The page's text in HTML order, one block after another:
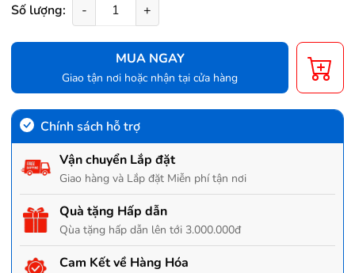
Số lượng: - +
MUA NGAY
Giao tận nơi hoặc nhận tại cửa hàng
Chính sách hỗ trợ
Vận chuyển Lắp đặt
Giao hàng và Lắp đặt Miễn phí tận nơi
Quà tặng Hấp dẫn
Qùa tặng hấp dẫn lên tới 3.000.000đ
Cam Kết về Hàng Hóa